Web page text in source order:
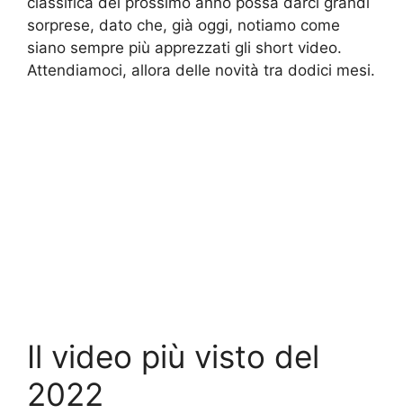
sorprese, dato che, già oggi, notiamo come
siano sempre più apprezzati gli short video.
Attendiamoci, allora delle novità tra dodici mesi.
Il video più visto del
2022